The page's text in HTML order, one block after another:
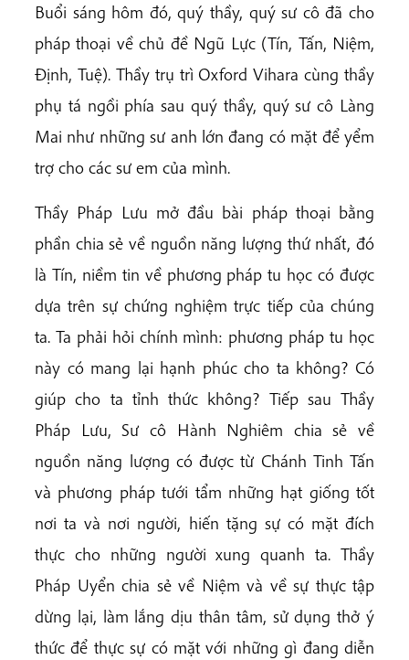
Buổi sáng hôm đó, quý thầy, quý sư cô đã cho
pháp thoại về chủ đề Ngũ Lực (Tín, Tấn, Niệm,
Định, Tuệ). Thầy trụ trì Oxford Vihara cùng thầy
phụ tá ngồi phía sau quý thầy, quý sư cô Làng
Mai như những sư anh lớn đang có mặt để yểm
trợ cho các sư em của mình.
Thầy Pháp Lưu mở đầu bài pháp thoại bằng
phần chia sẻ về nguồn năng lượng thứ nhất, đó
là Tín, niềm tin về phương pháp tu học có được
dựa trên sự chứng nghiệm trực tiếp của chúng
ta. Ta phải hỏi chính mình: phương pháp tu học
này có mang lại hạnh phúc cho ta không? Có
giúp cho ta tỉnh thức không? Tiếp sau Thầy
Pháp Lưu, Sư cô Hành Nghiêm chia sẻ về
nguồn năng lượng có được từ Chánh Tinh Tấn
và phương pháp tưới tẩm những hạt giống tốt
nơi ta và nơi người, hiến tặng sự có mặt đích
thực cho những người xung quanh ta. Thầy
Pháp Uyển chia sẻ về Niệm và về sự thực tập
dừng lại, làm lắng dịu thân tâm, sử dụng thở ý
thức để thực sự có mặt với những gì đang diễn